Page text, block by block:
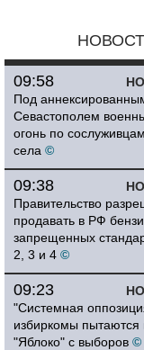
09:58
Под
Севастополем
огонь по
села ©
09:38
Правительство
продавать в РФ
запрещенных
2, 3 и 4 ©
09:23
"Системная
избиркомы пытаются
"Яблоко" с выборов ©